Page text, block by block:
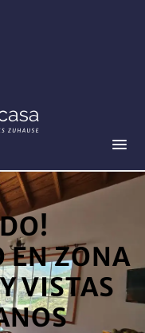
EN ZONA
VISTAS